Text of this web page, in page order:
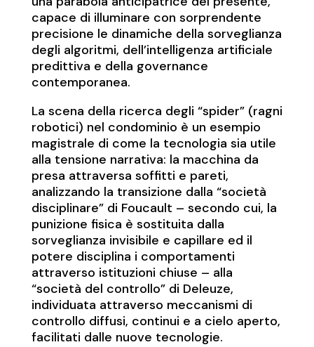
capace di illuminare con sorprendente
precisione le dinamiche della sorveglianza
degli algoritmi, dell’intelligenza artificiale
predittiva e della governance
contemporanea.
La scena della ricerca degli “spider” (ragni
robotici) nel condominio è un esempio
magistrale di come la tecnologia sia utile
alla tensione narrativa: la macchina da
presa attraversa soffitti e pareti,
analizzando la transizione dalla “società
disciplinare” di Foucault – secondo cui, la
punizione fisica è sostituita dalla
sorveglianza invisibile e capillare ed il
potere disciplina i comportamenti
attraverso istituzioni chiuse – alla
“società del controllo” di Deleuze,
individuata attraverso meccanismi di
controllo diffusi, continui e a cielo aperto,
facilitati dalle nuove tecnologie.